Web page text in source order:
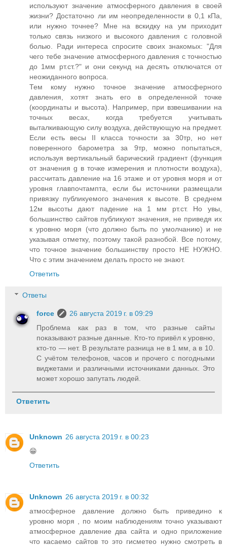
используют значение атмосферного давления в своей
жизни? Достаточно ли им неопределенности в 0,1 кПа,
или нужно точнее? Мне на вскидку на ум приходит
только связь низкого и высокого давления с головной
болью. Ради интереса спросите своих знакомых: "Для
чего тебе значение атмосферного давления с точностью
до 1мм рт.ст.?" и они секунд на десять отключатся от
неожиданного вопроса.
Тем кому нужно точное значение атмосферного
давления, хотят знать его в определенной точке
(координаты и высота). Например, при взвешивании на
точных весах, когда требуется учитывать
выталкивающую силу воздуха, действующую на предмет.
Если есть весы II класса точности за 30тр, но нет
поверенного барометра за 9тр, можно попытаться,
используя вертикальный барический градиент (функция
от значения g в точке измерения и плотности воздуха),
рассчитать давление на 16 этаже и от уровня моря и от
уровня главпочтампта, если бы источники размещали
привязку публикуемого значения к высоте. В среднем
12м высоты дают падение на 1 мм рт.ст. Но увы,
большинство сайтов публикуют значения, не приведя их
к уровню моря (что должно быть по умолчанию) и не
указывая отметку, поэтому такой разнобой. Все потому,
что точное значение большинству просто НЕ НУЖНО.
Что с этим значением делать просто не знают.
Ответить
Ответы
force
26 августа 2019 г. в 09:29
Проблема как раз в том, что разные сайты
показывают разные данные. Кто-то привёл к уровню,
кто-то — нет. В результате разница не в 1 мм, а в 10.
С учётом телефонов, часов и прочего с погодными
виджетами и различными источниками данных. Это
может хорошо запутать людей.
Ответить
Unknown 26 августа 2019 г. в 00:23
😁
Ответить
Unknown 26 августа 2019 г. в 00:32
атмосферное давление должно быть приведино к
уровню моря , по моим наблюдениям точно указывают
атмосферное давление два сайта и одно приложение
что касаемо сайтов то это гисметео нужно смотреть в